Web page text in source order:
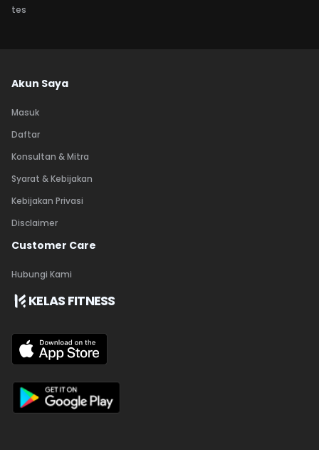
tes
Akun Saya
Masuk
Daftar
Konsultan & Mitra
Syarat & Kebijakan
Kebijakan Privasi
Disclaimer
Customer Care
Hubungi Kami
KELAS FITNESS